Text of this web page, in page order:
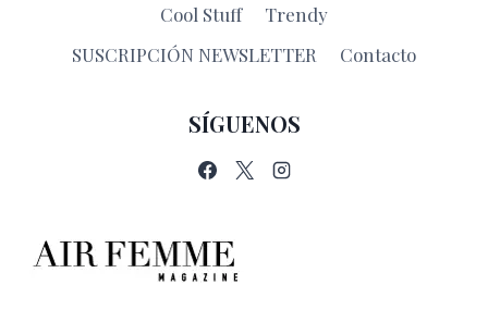
Cool Stuff
Trendy
SUSCRIPCIÓN NEWSLETTER
Contacto
SÍGUENOS